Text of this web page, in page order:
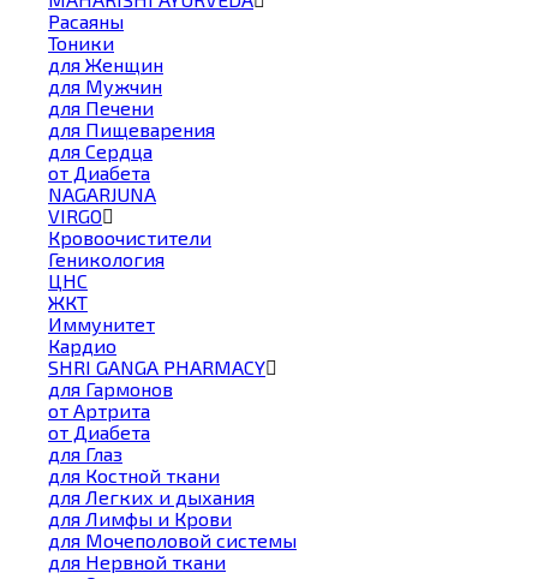
Расаяны
Тоники
для Женщин
для Мужчин
для Печени
для Пищеварения
для Сердца
от Диабета
NAGARJUNA
VIRGO
Кровоочистители
Геникология
ЦНС
ЖКТ
Иммунитет
Кардио
SHRI GANGA PHARMACY
для Гармонов
от Артрита
от Диабета
для Глаз
для Костной ткани
для Легких и дыхания
для Лимфы и Крови
для Мочеполовой системы
для Нервной ткани